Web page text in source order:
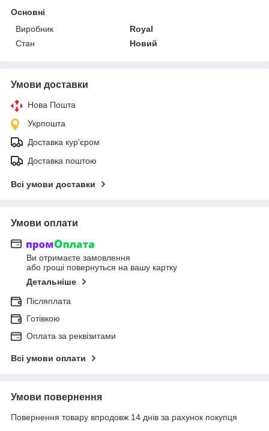
Основні
Виробник
Royal
Стан
Новий
Умови доставки
Нова Пошта
Укрпошта
Доставка кур'єром
Доставка поштою
Всі умови доставки
Умови оплати
Ви отримаєте замовлення
або гроші повернуться на вашу картку
Детальніше
Післяплата
Готівкою
Оплата за реквізитами
Всі умови оплати
Умови повернення
Повернення товару впродовж 14 днів за рахунок покупця